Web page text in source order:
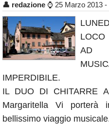
Rubriche
Calendario
Annunci
👤 redazione ⌚ 25 Marzo 2013 -
AD
IMPERDIBILE.
IL DUO DI CHITARRE
Margaritella Vi porterà
bellissimo viaggio